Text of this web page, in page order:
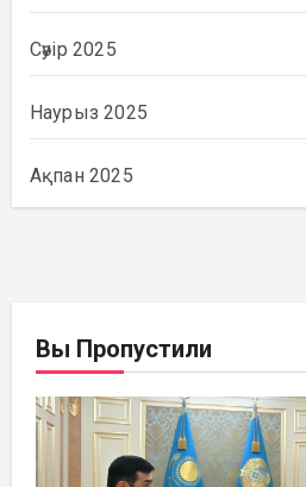
Сәуір 2025
Наурыз 2025
Ақпан 2025
Вы Пропустили